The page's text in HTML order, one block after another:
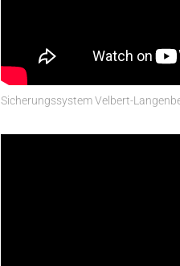
Sicherungssystem Velbert-